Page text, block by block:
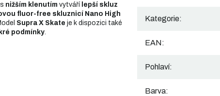
nižším klenutím vytváří lepší skluz
fluor-free skluznicí Nano High
Supra X Skate je k dispozici také
podmínky.
Kategorie:
EAN:
Pohlaví:
Barva: